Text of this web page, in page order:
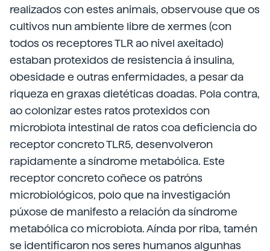
realizados con estes animais, observouse que os
cultivos nun ambiente libre de xermes (con
todos os receptores TLR ao nivel axeitado)
estaban protexidos de resistencia á insulina,
obesidade e outras enfermidades, a pesar da
riqueza en graxas dietéticas doadas. Pola contra,
ao colonizar estes ratos protexidos con
microbiota intestinal de ratos coa deficiencia do
receptor concreto TLR5, desenvolveron
rapidamente a síndrome metabólica. Este
receptor concreto coñece os patróns
microbiológicos, polo que na investigación
púxose de manifesto a relación da síndrome
metabólica co microbiota. Aínda por riba, tamén
se identificaron nos seres humanos algunhas